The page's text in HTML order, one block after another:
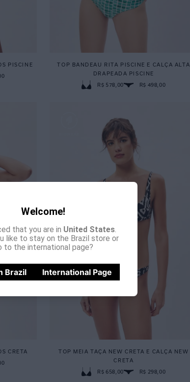
Welcome!
that you are in United States.
like to stay on the Brazil store or
to the international page?
Brazil International Page
PISCINE
TOP BANDEAU RITA PISCINE E CALÇA ALTA
DRAPEADA PISCINE
R$ 578,00
R$ 498,00
CRETA
TOP MEIA TAÇA NEW CRETA E CALÇA NEW
CRETA
R$ 658,00
R$ 298,00